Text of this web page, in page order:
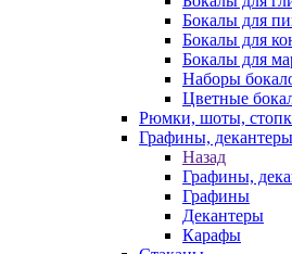
Бокалы для
Бокалы для
Бокалы для
Наборы
Цветные
Рюмки, шоты,
Графины,
Назад
Графины,
Графины
Декантеры
Карафы